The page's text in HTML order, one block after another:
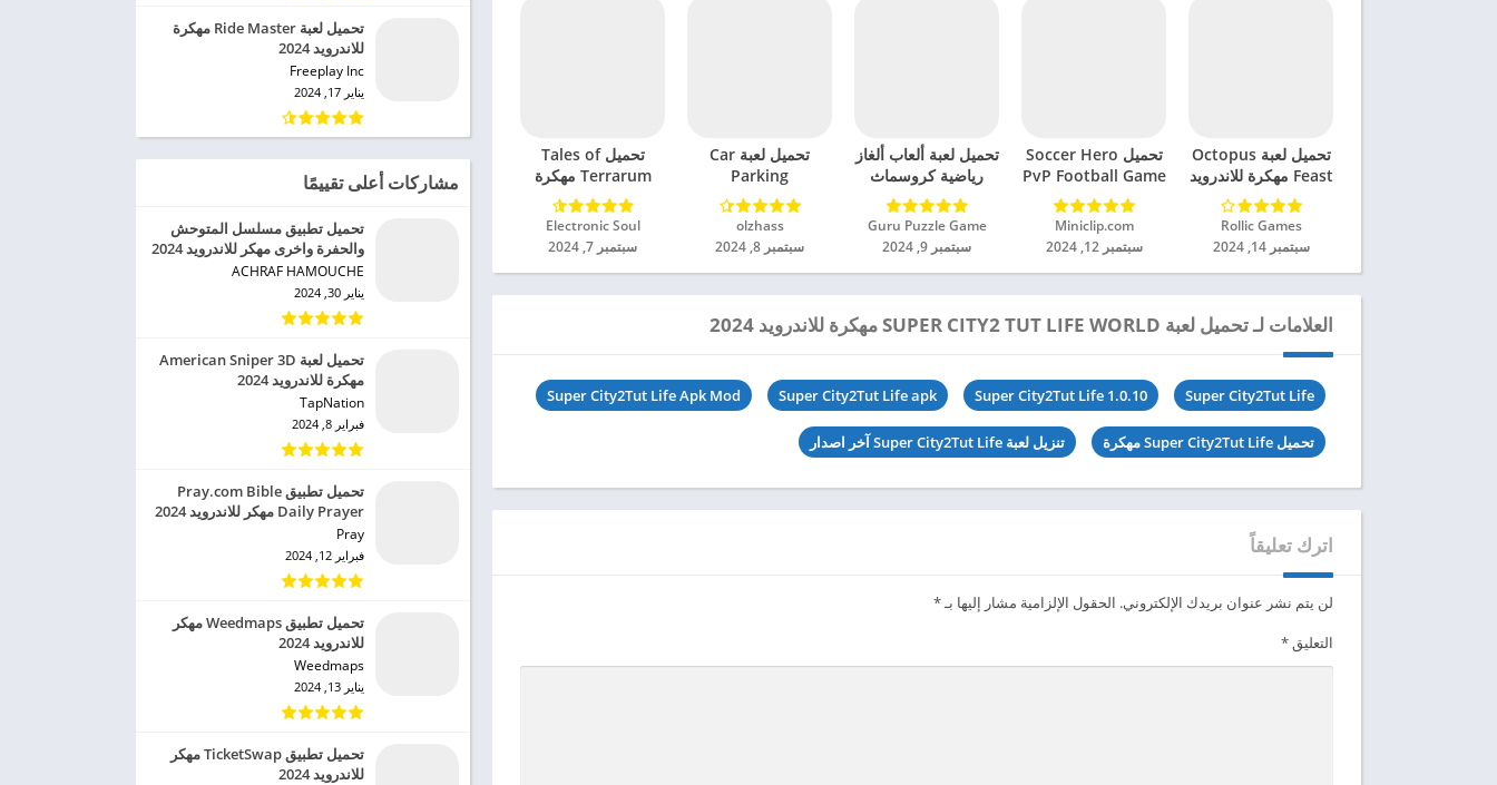
تحميل لعبة Octopus
Feast مهكرة للاندرويد
2024
Rollic Games‏
سبتمبر 14, 2024
تحميل Soccer Hero
PvP Football Game
مهكرة للاندرويد 2024
Miniclip.com‏
سبتمبر 12, 2024
تحميل لعبة ألعاب ألغاز
رياضية كروسماث
مهكرة للاندرويد 2024
Guru Puzzle Game‏
سبتمبر 9, 2024
تحميل لعبة Car
Parking
Multiplayer 2
مهكرة للاندرويد 2024
olzhass‏
سبتمبر 8, 2024
تحميل Tales of
Terrarum مهكرة
للاندرويد 2024
Electronic Soul‏
سبتمبر 7, 2024
العلامات لـ تحميل لعبة SUPER CITY2 TUT LIFE WORLD مهكرة للاندرويد 2024
Super City2Tut Life
Super City2Tut Life 1.0.10
Super City2Tut Life apk
Super City2Tut Life Apk Mod
تحميل Super City2Tut Life مهكرة تنزيل لعبة Super City2Tut Life آخر اصدار
اترك تعليقاً
لن يتم نشر عنوان بريدك الإلكتروني. الحقول الإلزامية مشار إليها بـ*
التعليق*
تحميل لعبة Ride Master مهكرة
للاندرويد 2024
Freeplay Inc‏
يناير 17, 2024
مشاركات أعلى تقييمًا
تحميل تطبيق مسلسل المتوحش
والحفرة واخرى مهكر للاندرويد 2024
ACHRAF HAMOUCHE‏
يناير 30, 2024
تحميل لعبة American Sniper 3D
مهكرة للاندرويد 2024
TapNation‏
فبراير 8, 2024
تحميل تطبيق Pray.com Bible
Daily Prayer مهكر للاندرويد 2024
Pray‏
فبراير 12, 2024
تحميل تطبيق Weedmaps مهكر
للاندرويد 2024
Weedmaps‏
يناير 13, 2024
تحميل تطبيق TicketSwap مهكر
للاندرويد 2024